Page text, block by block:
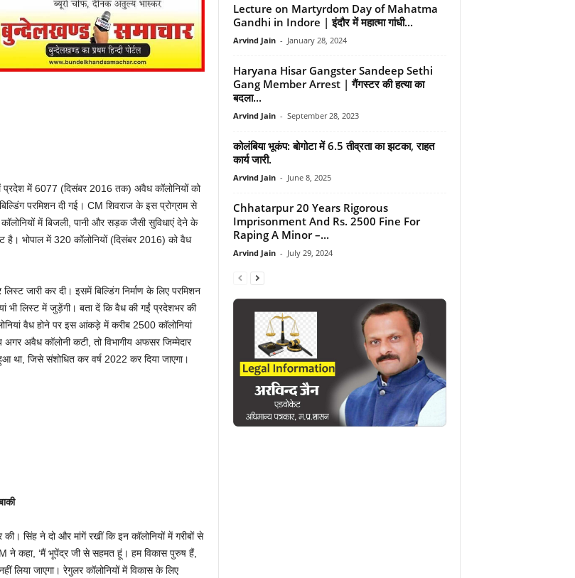
प्रदेश में 6077 (दिसंबर 2016 तक) अवैध कॉलोनियों को
परमिशन दी गई। CM शिवराज के इस प्रोग्राम से
में बिजली, पानी और सड़क जैसी सुविधाएं देने के
है। भोपाल में 320 कॉलोनियों (दिसंबर 2016) को वैध
जारी कर दी। इसमें बिल्डिंग निर्माण के लिए परमिशन
भी लिस्ट में जुड़ेंगी। बता दें कि वैध की गईं प्रदेशभर की
वैध होने पर इस आंकड़े में करीब 2500 कॉलोनियां
अवैध कॉलोनी कटी, तो विभागीय अफसर जिम्मेदार
था, जिसे संशोधित कर वर्ष 2022 कर दिया जाएगा।
सिंह ने दो और मांगें रखीं कि इन कॉलोनियों में गरीबों से
ने कहा, ‘मैं भूपेंद्र जी से सहमत हूं। हम विकास पुरुष हैं,
लिया जाएगा। रेगुलर कॉलोनियों में विकास के लिए
Lecture on Martyrdom Day of Mahatma
Gandhi in Indore | इंदौर में महात्मा गांधी...
Arvind Jain - January 28, 2024
Haryana Hisar Gangster Sandeep Sethi
Gang Member Arrest | गैंगस्टर की हत्या का
बदला...
Arvind Jain - September 28, 2023
कोलंबिया भूकंप: बोगोटा में 6.5 तीव्रता का झटका, राहत
कार्य जारी.
Arvind Jain - June 8, 2025
Chhatarpur 20 Years Rigorous
Imprisonment And Rs. 2500 Fine For
Raping A Minor –...
Arvind Jain - July 29, 2024